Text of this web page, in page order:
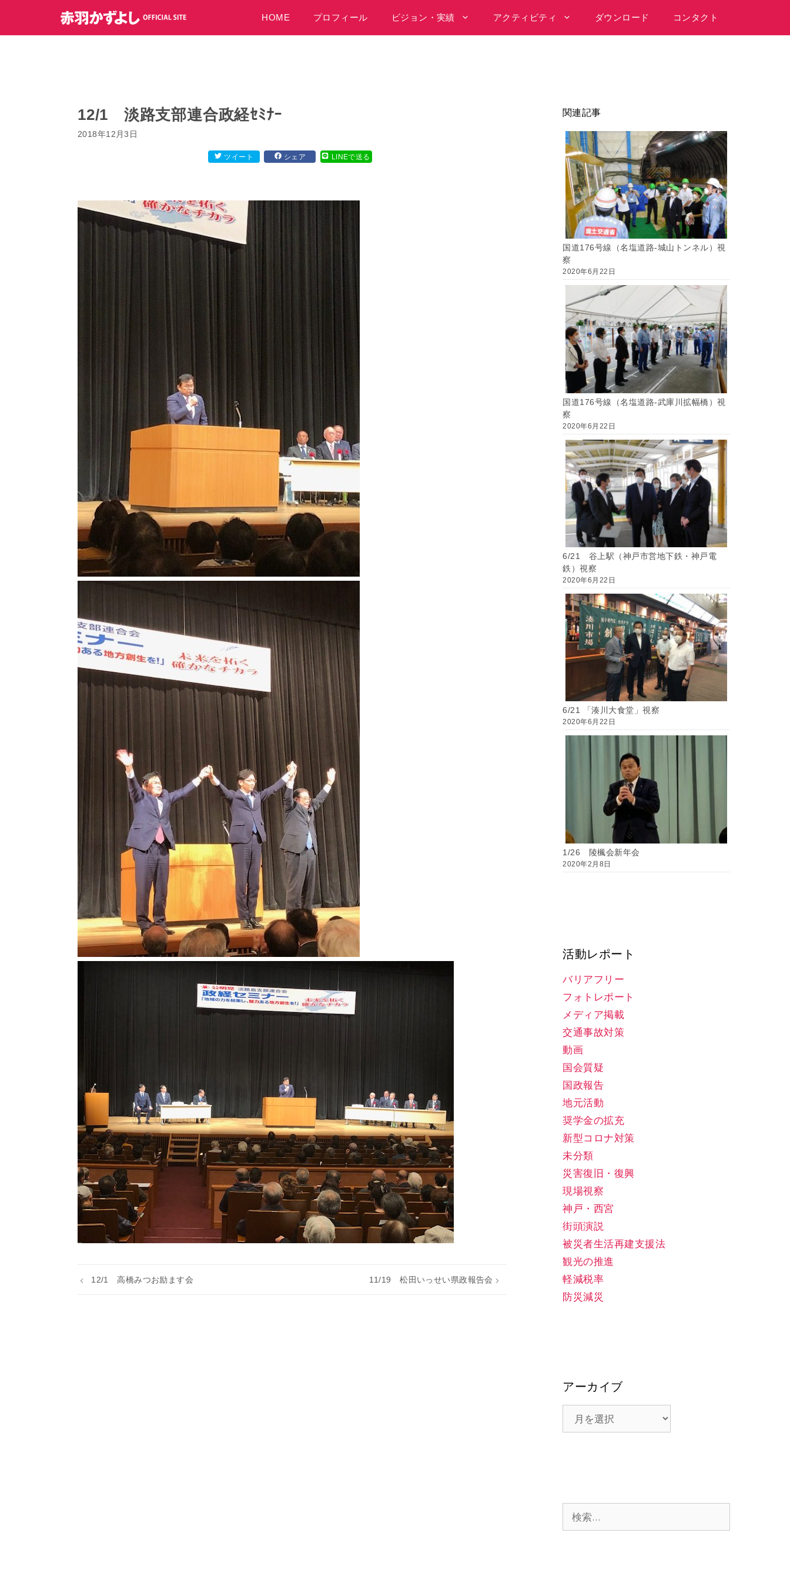
テ
HOME プロフィール ビジョン・実績 アクティビティ ダウンロード コンタクト
12/1 淡路支部連合政経ｾﾐﾅｰ
2018年12月3日
ツイート シェア LINEで送る
12/1 高橋みつお励ます会 11/19 松田いっせい県政報告会
関連記事
国道176号線（名塩道路-城山トンネル）視
察
2020年6月22日
国道176号線（名塩道路-武庫川拡幅橋）視
察
2020年6月22日
6/21 谷上駅（神戸市営地下鉄・神戸電
鉄）視察
2020年6月22日
6/21 「湊川大食堂」視察
2020年6月22日
1/26 陵楓会新年会
2020年2月8日
活動レポート
バリアフリー
フォトレポート
メディア掲載
交通事故対策
動画
国会質疑
国政報告
地元活動
奨学金の拡充
新型コロナ対策
未分類
災害復旧・復興
現場視察
神戸・西宮
街頭演説
被災者生活再建支援法
観光の推進
軽減税率
防災減災
アーカイブ
索: